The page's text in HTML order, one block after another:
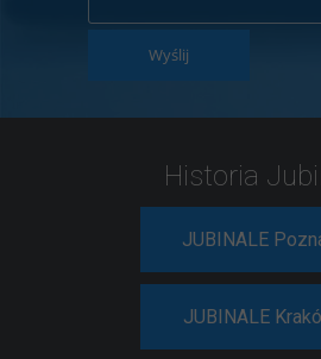
Wyślij
Historia
JUBINALE
JUBINALE